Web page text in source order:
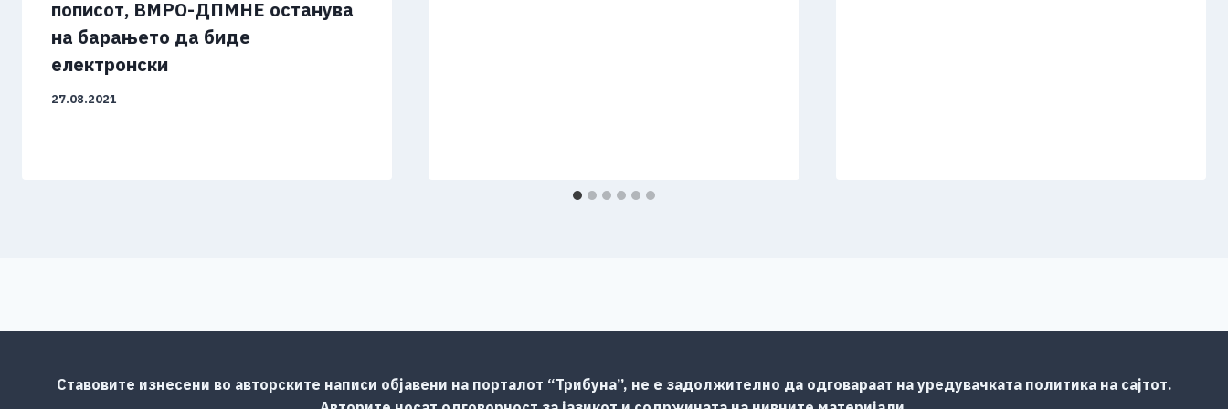
пописот, ВМРО-ДПМНЕ останува
на барањето да биде
електронски
27.08.2021
Ставовите изнесени во авторските написи објавени на порталот “Трибуна”, не е задолжително да одговараат на уредувачката политика на сајтот.